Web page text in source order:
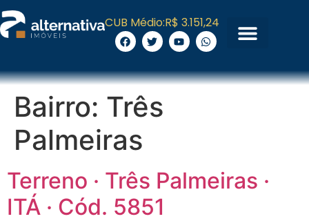
CUB Médio:R$ 3.151,24
Bairro: Três
Palmeiras
Terreno · Três Palmeiras ·
ITÁ · Cód. 5851